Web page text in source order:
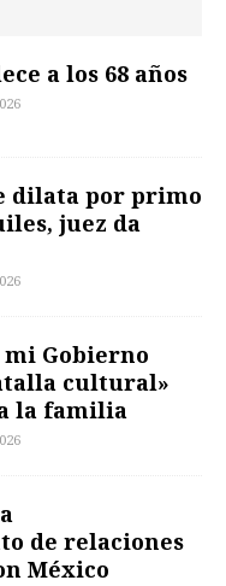
a los 68 años
dilata por primo
juez da
Gobierno
cultural»
la familia
de relaciones
México